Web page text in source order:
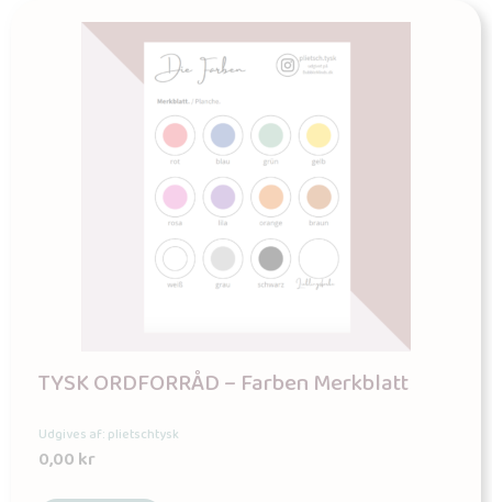
TYSK ORDFORRÅD – Farben Merkblatt
Udgives af: plietschtysk
0,00kr